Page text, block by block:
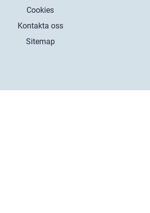
Cookies
Kontakta oss
Sitemap